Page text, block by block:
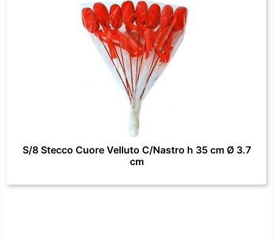
S/8 Stecco Cuore Velluto C/Nastro h 35 cm Ø 3.7
cm